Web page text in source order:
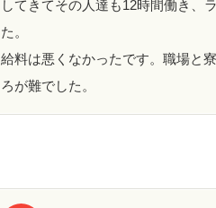
してきてその人達も12時間働き、
た。
給料は悪くなかったです。職場と
ろが難でした。